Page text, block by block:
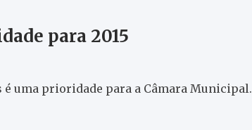
para 2015
uma prioridade para a Câmara Municipal.